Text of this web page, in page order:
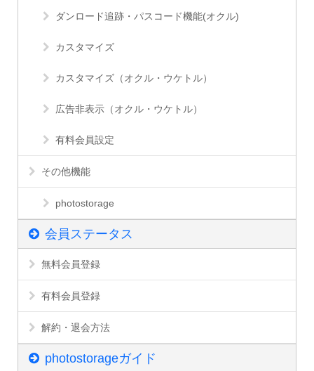
ダンロード追跡・パスコード機能(オクル)
カスタマイズ
カスタマイズ（オクル・ウケトル）
広告非表示（オクル・ウケトル）
有料会員設定
その他機能
photostorage
会員ステータス
無料会員登録
有料会員登録
解約・退会方法
photostorageガイド